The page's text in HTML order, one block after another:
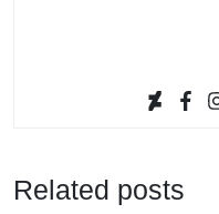
Related posts